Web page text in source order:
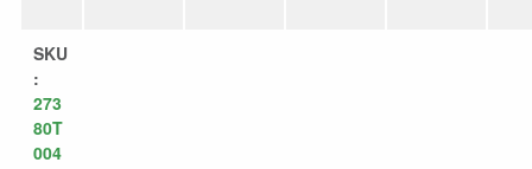
SKU
:
273
80T
004